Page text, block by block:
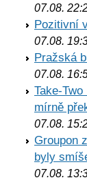
07.08.
Pozitivní
07.08.
Pražská
07.08.
Take-
mírně
07.08.
Groupon
byly
07.08.